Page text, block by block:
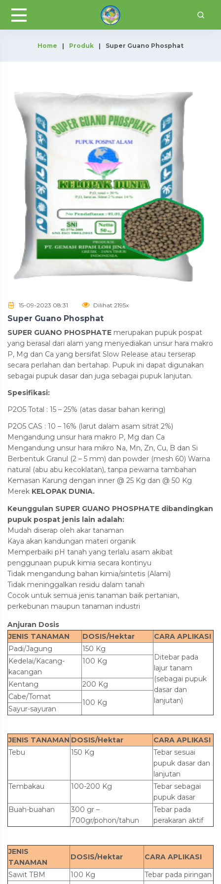
Home Produk Super Guano Phosphat
15-09-2023 08:31 Dilihat 2195x
Super Guano Phosphat
SUPER GUANO PHOSPHATE merupakan pupuk pospat
yang berasal dari alam yang menyediakan unsur hara makro
P, Mg dan Ca yang bersifat Slow Release atau terserap
secara perlahan dan bertahap. Pupuk ini dapat digunakan
sebagai pupuk dasar dan juga sebagai pupuk lanjutan.
Spesifikasi:
P2O5 Total : 15 – 25% (atas dasar bahan kering)
P2O5 CAS : 10 – 16% (larut dalam asam sitrat 2%)
Mengandung unsur hara makro P, Mg dan Ca
Mengandung unsur hara mikro Na, Mn, Zn, Cu, B dan Si
Berbentuk Granul (2 – 5 mm) dan powder (mesh 60) Warna
natural (abu abu kecoklatan), tanpa pewarna tambahan
Kemasan Karung dengan inner @ 25 Kg dan @ 50 Kg
Merek KELOPAK DUNIA.
Keunggulan SUPER GUANO PHOSPHATE dibandingkan
pupuk pospat jenis lain adalah:
Mudah diserap oleh akar tanaman
Kaya akan kandungan materi organik
Memperbaiki pH tanah yang terlalu asam akibat
penggunaan pupuk kimia secara kontinyu
Tidak mengandung bahan kimia/sintetis (Alami)
Tidak meninggalkan residu dalam tanah
Cocok untuk semua jenis tanaman baik pertanian,
perkebunan maupun tanaman industri
Anjuran Dosis
JENIS TANAMAN
DOSIS/Hektar
CARA APLIKASI
Padi/Jagung
150 Kg
Ditebar pada
lajur tanam
(sebagai pupuk
dasar dan
lanjutan)
Kedelai/Kacang-
kacangan
100 Kg
Kentang
200 Kg
Cabe/Tomat
100 Kg
Sayur-sayuran
JENIS TANAMAN DOSIS/Hektar
CARA APLIKASI
Tebu
150 Kg
Tebar sesuai
pupuk dasar dan
lanjutan
Tembakau
100-200 Kg
Tebar sebagai
pupuk dasar
Buah-buahan
300 gr –
700gr/pohon/tahun
Tebar pada
perakaran aktif
JENIS
TANAMAN
DOSIS/Hektar
CARA APLIKASI
Sawit TBM
100 Kg
Tebar pada piringan